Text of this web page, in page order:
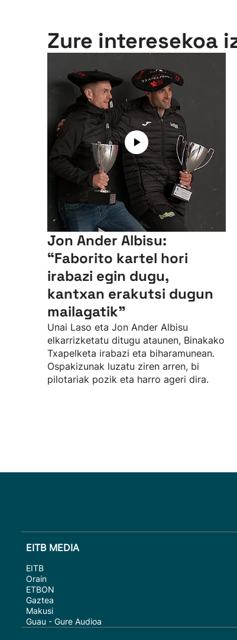
Zure interesekoa
Jon Ander Albisu:
“Faborito kartel hori
irabazi egin dugu,
kantxan erakutsi dugun
mailagatik”
Unai Laso eta Jon Ander Albisu
elkarrizketatu ditugu ataunen, Binakako
Txapelketa irabazi eta biharamunean.
Ospakizunak luzatu ziren arren, bi
pilotariak pozik eta harro ageri dira.
EITB MEDIA
EITB
Orain
ETBON
Gaztea
Makusi
Guau - Gure Audioa